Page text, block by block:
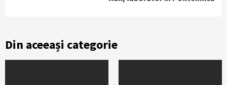
Din aceeași categorie